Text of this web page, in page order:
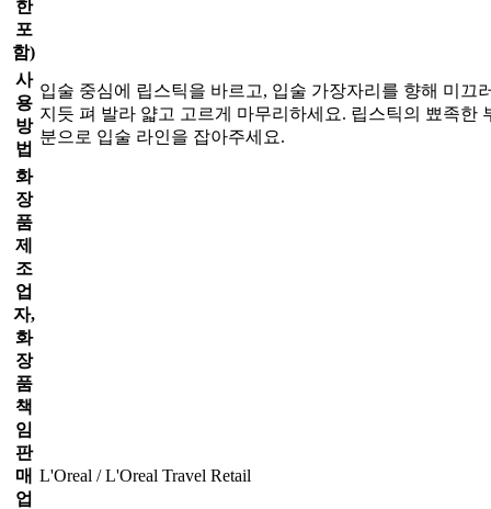
한
포
함)
사
용
방
법
입술 중심에 립스틱을 바르고, 입술 가장자리를 향해 미끄
지듯 펴 발라 얇고 고르게 마무리하세요. 립스틱의 뾰족한
분으로 입술 라인을 잡아주세요.
화
장
품
제
조
업
자,
화
장
품
책
임
판
매
업
L'Oreal / L'Oreal Travel Retail